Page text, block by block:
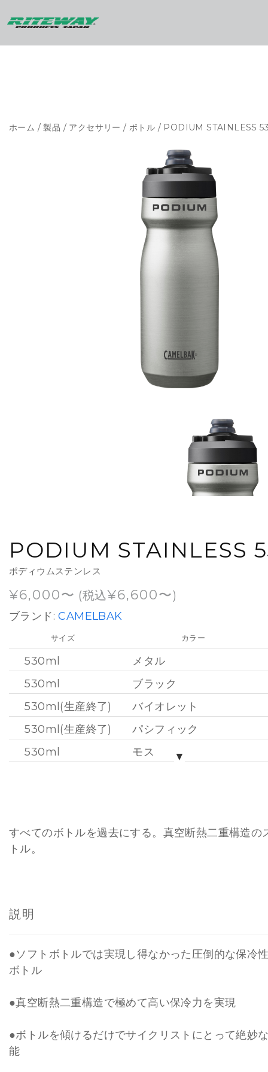
ホーム /製品 / アクセサリー /ボトル / PODIUM STAINLESS
PODIUM STAINLESS
ポディウムステンレス
¥6,000 (税込¥6,600 )
ブランド:CAMELBAK
▼
サイズ
530ml
530ml
530ml(生産終了)
530ml(生産終了)
530ml
530ml
カラー
メタル
ブラック
バイオレット
パシフィック
モス
すべてのボトルを過去にする。真空断熱二重構造の
トル。
説明
●ソフトボトルでは実現し得なかった圧倒的な保冷
ボトル
●真空断熱二重構造で極めて高い保冷力を実現
●ボトルを傾けるだけでサイクリストにとって絶妙
能